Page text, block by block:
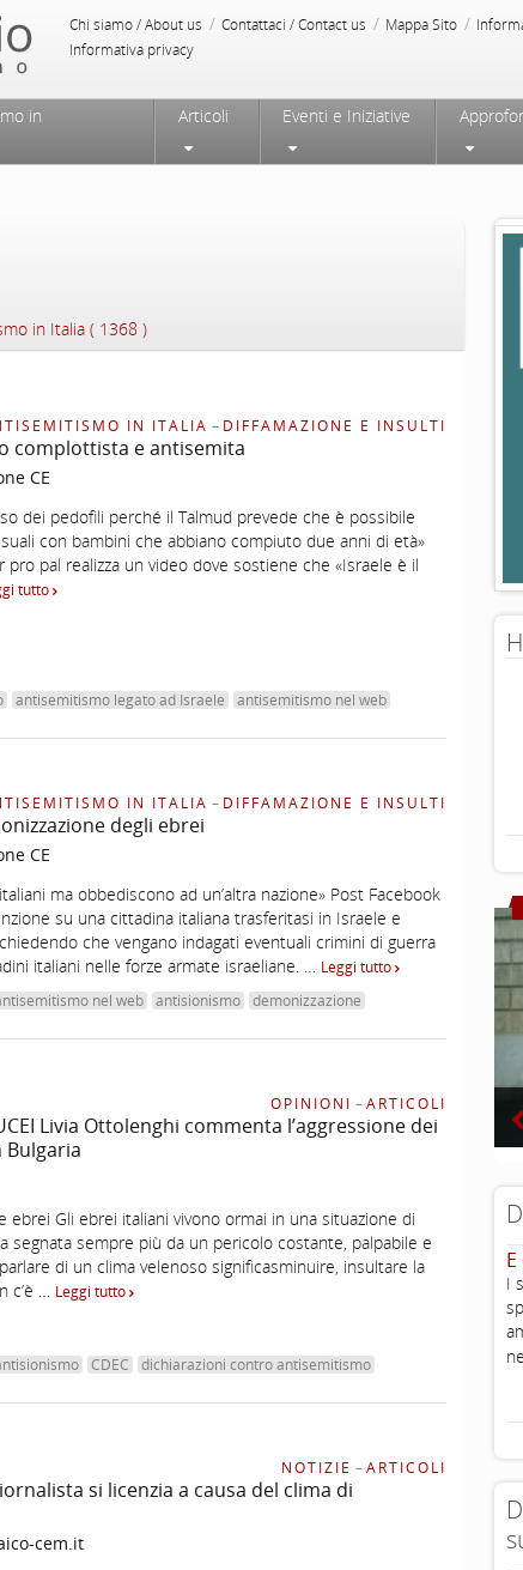
Chi siamo / About us / Contattaci / Contact us / Mappa Sito /
Informativa privacy
in
Articoli Eventi e Iniziative
in Italia ( 1368 )
IN ITALIA – DIFFAMAZIONE E INSULTI
complottista e antisemita
CE
dei pedofili perché il Talmud prevede che è possibile
con bambini che abbiano compiuto due anni di età»
pro pal realizza un video dove sostiene che «Israele è il
tutto
antisemitismo legato ad Israele
antisemitismo nel web
IN ITALIA – DIFFAMAZIONE E INSULTI
degli ebrei
CE
ma obbediscono ad un’altra nazione» Post Facebook
su una cittadina italiana trasferitasi in Israele e
che vengano indagati eventuali crimini di guerra
italiani nelle forze armate israeliane. … Leggi tutto
nel web antisionismo
demonizzazione
OPINIONI –ARTICOLI
Livia Ottolenghi commenta l’aggressione dei
Bulgaria
ebrei Gli ebrei italiani vivono ormai in una situazione di
segnata sempre più da un pericolo costante, palpabile e
di un clima velenoso significasminuire, insultare la
c’è … Leggi tutto
CDEC
dichiarazioni contro antisemitismo
NOTIZIE –ARTICOLI
si licenzia a causa del clima di
cem.it
I